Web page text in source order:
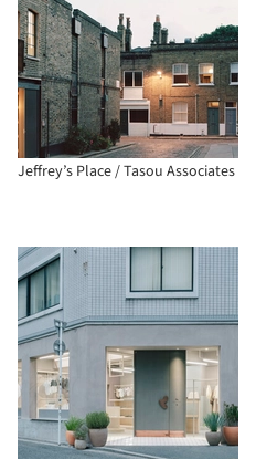
Jeffrey’s Place / Tasou Associates